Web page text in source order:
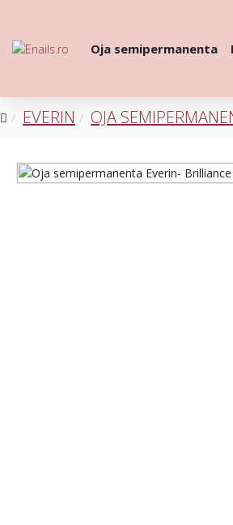
Oja semipermanenta
EVERIN OJA